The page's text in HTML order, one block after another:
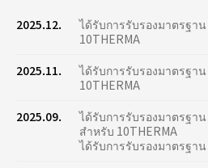
2025.12.
ได้รับการรับรองมาตรฐา
10THERMA
2025.11.
ได้รับการรับรองมาตรฐา
10THERMA
2025.09.
ได้รับการรับรองมาตรฐาน
สำหรับ 10THERMA
ได้รับการรับรองมาตรฐาน